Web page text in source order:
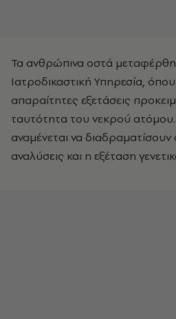
Τα ανθρώπινα οστά
Ιατροδικαστική Υπηρεσία,
απαραίτητες εξετάσεις
ταυτότητα του νεκρού
αναμένεται να διαδραματίσουν
αναλύσεις και η εξέταση